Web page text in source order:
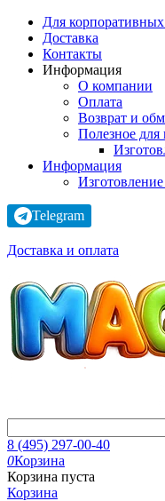
Для
Доставка
Контакты
Информация
О компании
Оплата
Возврат и
Полезное для
Информация
Telegram
Доставка и оплата
8 (495) 297-00-40
0Корзина
Корзина пуста
Корзина